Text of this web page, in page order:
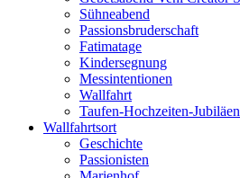
Sühneabend
Passionsbruderschaft
Fatimatage
Kindersegnung
Messintentionen
Wallfahrt
Taufen-Hochzeiten-
Wallfahrtsort
Geschichte
Passionisten